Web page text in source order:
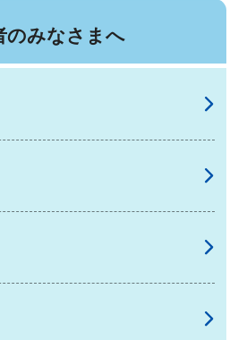
のみなさまへ